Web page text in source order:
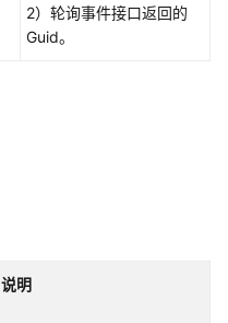
2）轮询事件接口返回的
Guid。
说明